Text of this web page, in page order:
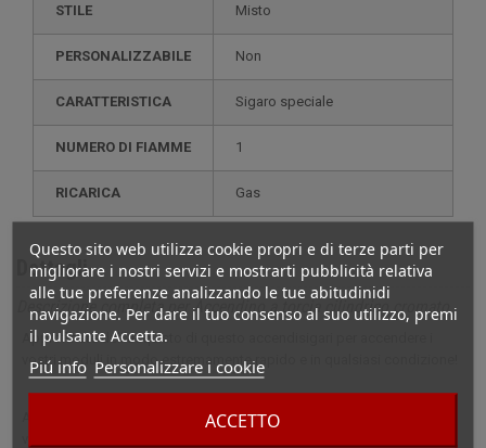
Questo sito web utilizza cookie propri e di terze parti per
migliorare i nostri servizi e mostrarti pubblicità relativa
alle tue preferenze analizzando le tue abitudinidi
navigazione. Per dare il tuo consenso al suo utilizzo, premi
il pulsante Accetta.
Piú info Personalizzare i cookie
ACCETTO
STILE misto
PERSONALIZZABILE non
CARATTERISTICA sigaro speciale
NUMERO DI FIAMME 1
RICARICA gas
Dettagli
Descrizione completa per Accendino a torcia cilindrico cromato
Approfittate dell'acquisto di questo accendisigari per accendere i
vostri moduli in modo estremamente rapido e in qualsiasi condizione!
Approfittate dell'acquisto di questo accendisigari per accendere i